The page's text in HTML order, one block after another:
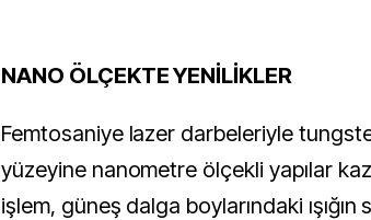
NANO ÖLÇEKTE YENİLİKLER
Femtosaniye lazer darbeleriyle
yüzeyine nanometre ölçekli yapılar
işlem, güneş dalga boylarındaki ışığın